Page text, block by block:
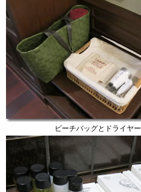
ビーチバッグとドライヤー